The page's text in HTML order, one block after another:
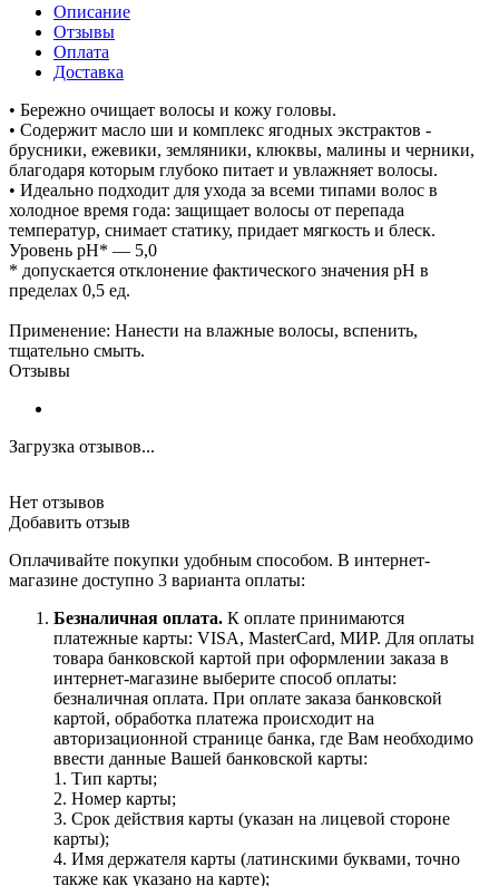
Описание
Отзывы
Оплата
Доставка
• Бережно очищает волосы и кожу головы.
• Содержит масло ши и комплекс ягодных экстрактов -
брусники, ежевики, земляники, клюквы, малины и черники,
благодаря которым глубоко питает и увлажняет волосы.
• Идеально подходит для ухода за всеми типами волос в
холодное время года: защищает волосы от перепада
температур, снимает статику, придает мягкость и блеск.
Уровень pH* — 5,0
* допускается отклонение фактического значения pH в
пределах 0,5 ед.
Применение: Нанести на влажные волосы, вспенить,
тщательно смыть.
Отзывы
Загрузка отзывов...
Нет отзывов
Добавить отзыв
Оплачивайте покупки удобным способом. В интернет-
магазине доступно 3 варианта оплаты:
Безналичная оплата. К оплате принимаются
платежные карты: VISA, MasterCard, МИР. Для оплаты
товара банковской картой при оформлении заказа в
интернет-магазине выберите способ оплаты:
безналичная оплата. При оплате заказа банковской
картой, обработка платежа происходит на
авторизационной странице банка, где Вам необходимо
ввести данные Вашей банковской карты:
1. Тип карты;
2. Номер карты;
3. Срок действия карты (указан на лицевой стороне
карты);
4. Имя держателя карты (латинскими буквами, точно
также как указано на карте);